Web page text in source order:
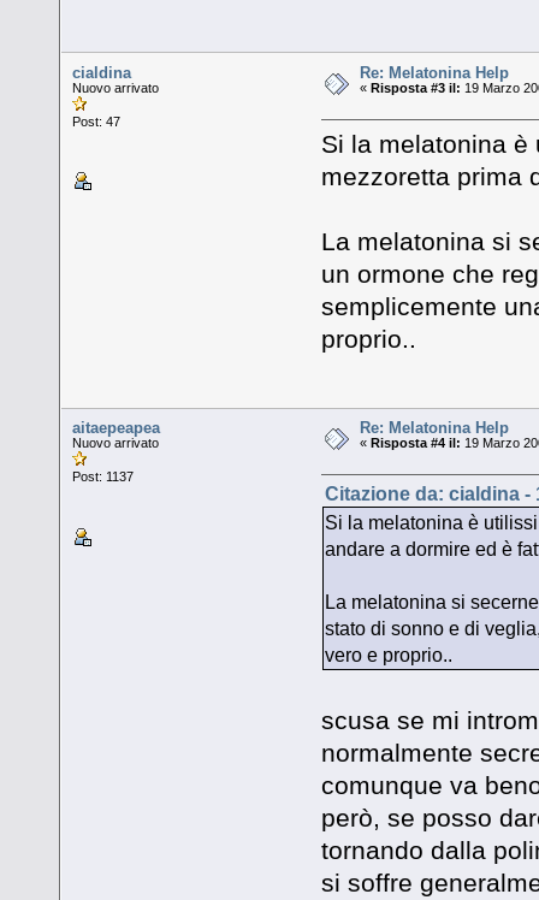
cialdina
Nuovo arrivato
Post: 47
Re: Melatonina Help
«Risposta #3 il: 19 Marzo
Si la melatonina è
mezzoretta prima
La melatonina si
un ormone che
semplicemente
proprio..
aitaepeapea
Nuovo arrivato
Post: 1137
Re: Melatonina Help
«Risposta #4 il: 19 Marzo
Citazione da: cialdina -
Si la melatonina è
andare a dormire ed è
La melatonina si
stato di sonno e di
vero e proprio..
scusa se mi
normalmente
comunque va
però, se posso
tornando dalla
si soffre